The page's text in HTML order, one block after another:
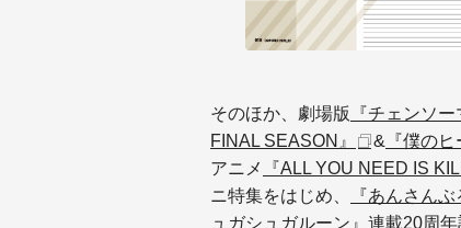
そのほか、劇場版 『チェンソー
FINAL SEASON』
& 『僕の
アニメ
『ALL YOU NEED IS
ニ特集をはじめ、
『あんさん
ュガシュガルーン』連載20周